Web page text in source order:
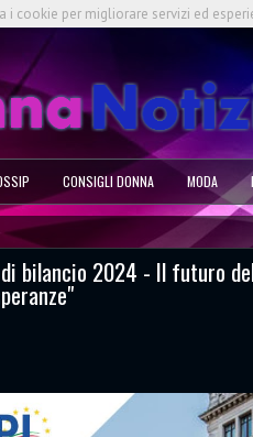
CONSIGLI DONNA MODA
di bilancio 2024 - Il futuro
i cookie per migliorare servizi ed